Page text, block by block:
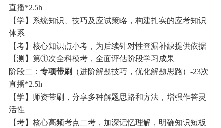
直播*2.5h
【学】系统知识、技巧及应试策略，构建扎实的应考知识
体系
【考】核心知识点小考，为后续针对性查漏补缺提供依据
【测】第①次全科模考，全面评估阶段学习成果
阶段二： 专项带刷
（进阶解题技巧，优化解题思路）-23次
直播*2.5h
【学】师资带刷，分享多种解题思路和方法，增强作答灵
活性
【考】核心高频考点二考，加深记忆理解，明确知识短板